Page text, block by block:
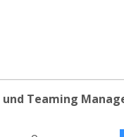
Teaming